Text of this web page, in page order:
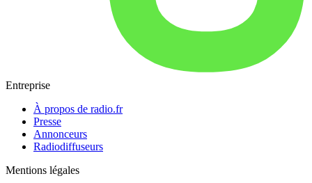
Entreprise
À propos de radio.fr
Presse
Annonceurs
Radiodiffuseurs
Mentions légales